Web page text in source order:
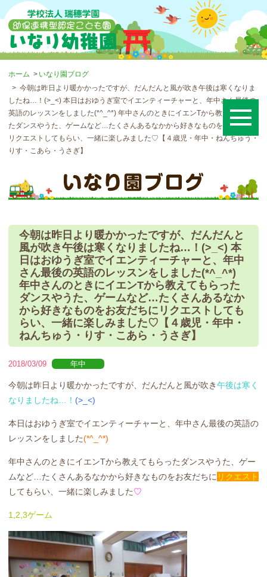
ホーム
いなり園ブログ
今朝は昨日より暖かかったですが、だんだんと風が吹き午後は寒くなりま
したね…！(>_<) 本日はおゆうぎ室でイエンティーチャーと、年中さん最後の
英語のレッスンをしました(*^_^*) 年中さんのときにイエンTから教えてもらっ
たダンスやうた、ゲームなど…たくさんあるなかから好きなものをお友だちに
リクエストしてもらい、一緒に楽しみました♡【４歳児・年中・ねんちゅう・
りす・こあら・うさぎ】
今朝は昨日より暖かかったですが、だんだんと
風が吹き午後は寒くなりましたね…！(>_<) 本
日はおゆうぎ室でイエンティーチャーと、年中
さん最後の英語のレッスンをしました(*^_^*)
年中さんのときにイエンTから教えてもらった
ダンスやうた、ゲームなど…たくさんあるなか
から好きなものをお友だちにリクエストしても
らい、一緒に楽しみました♡【４歳児・年中・
ねんちゅう・りす・こあら・うさぎ】
2018/03/09 年中
今朝は昨日より暖かかったですが、だんだんと風が吹き午後は寒く
なりましたね…！ (>_<)
本日はおゆうぎ室でイエンティーチャーと、年中さん最後の英語の
レッスンをしました(*^_^*)
年中さんのときにイエンTから教えてもらったダンスやうた、ゲー
ムなど…たくさんあるなかから好きなものをお友だちに リクエスト
してもらい、一緒に楽しみました♡
1,2,3ゲーム